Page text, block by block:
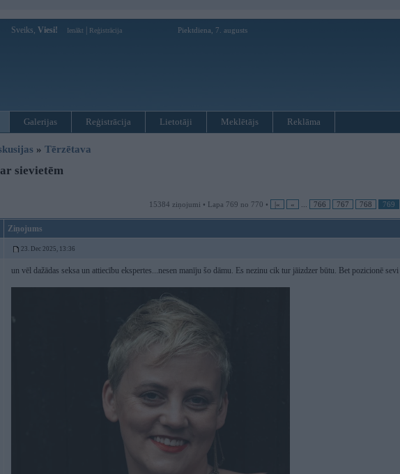
Sveiks, Viesi! Ienākt Reģistrācija Piektdiena, 7. augusts
Galerijas Reģistrācija Lietotāji Meklētājs Reklāma
» Tērzētava
sievietēm
15384 ziņojumi • Lapa 769 no 770 • |« « 766 767 768 769
Ziņojums
23. Dec 2025, 13:36
un vēl dažādas seksa un attiecību ekspertes...nesen manīju šo dāmu. Es nezinu cik tur jāizdzer būtu. Bet pozicionē